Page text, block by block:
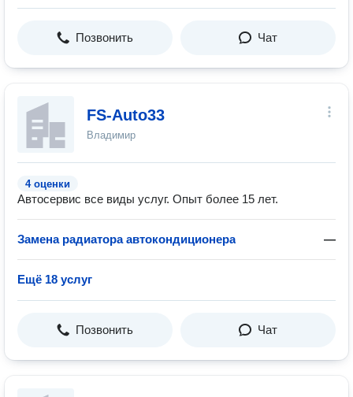
Позвонить Чат
FS-Auto33
Владимир
4 оценки
Автосервис все виды услуг. Опыт более 15 лет.
Замена радиатора автокондиционера —
Ещё 18 услуг
Позвонить Чат